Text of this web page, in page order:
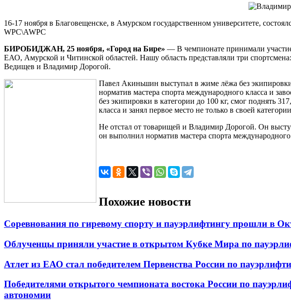
чемпионате
Дальнего
по
пауэрлифтингу
16-17 ноября в Благовещенске, в Амурском государственном университете,
WPC\AWPC
БИРОБИДЖАН, 25 ноября, «Город на Бире» — В чемпионате принимали
ЕАО, Амурской и Читинской областей. Нашу область представляли три
Ведищев и Владимир Дорогой.
Павел Акиньшин выступал в жиме лёжа без
норматив мастера спорта международного класса и
без экипировки в категории до 100 кг, смог поднять
класса и занял первое место не только в своей
Не отстал от товарищей и Владимир Дорогой. Он
он выполнил норматив мастера спорта
Похожие новости
Соревнования по гиревому спорту и пауэрлифтингу прошли в
Облученцы приняли участие в открытом Кубке Мира по
Атлет из ЕАО стал победителем Первенства России по
Победителями открытого чемпионата востока России по
автономии